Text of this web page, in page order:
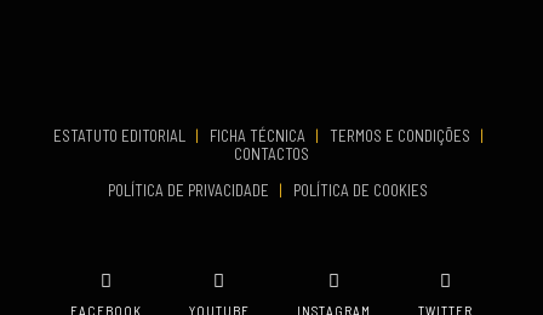
COMEÇA
ESTATUTO EDITORIAL | FICHA TÉCNICA | TERMOS E CONDIÇÕES
|
CONTACTOS
POLÍTICA DE PRIVACIDADE
| POLÍTICA DE COOKIES
FACEBOOK YOUTUBE INSTAGRAM TWITTER